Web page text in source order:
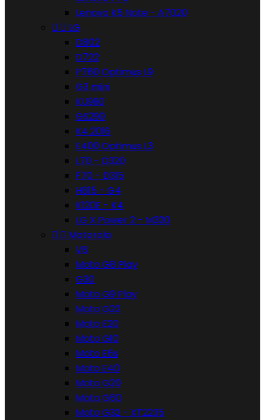
Lenovo K5 Note - A7020
  LG
D802
D722
P760 Optimus L9
G3 mini
KU990
GS290
K4 2016
E400 Optimus L3
L70 - D320
F70 - D315
H815 - G4
K120E - K4
LG X Power 2 - M320
  Motorola
V8
Moto G8 Play
G30
Moto G9 Play
Moto G22
Moto E20
Moto G10
Moto E6s
Moto E40
Moto G20
Moto G60
Moto G32 - XT2235